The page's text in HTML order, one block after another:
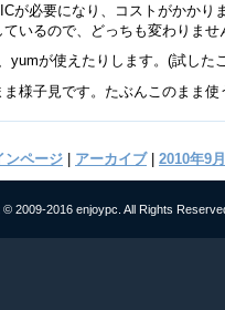
が必要になり、コストがかかり
いるので、どっちも変わりませ
yumが使えたりします。(試した
様子見です。たぶんこのまま使
ンページ | アーカイブ| 2010年9
© 2009-2016 enjoypc. All Rights